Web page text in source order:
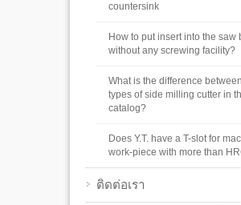
countersink
How to put insert into the saw
without any screwing facility?
What is the difference
types of side milling cutter in
catalog?
Does Y.T. have a T-slot for
work-piece with more than
ติดต่อเรา